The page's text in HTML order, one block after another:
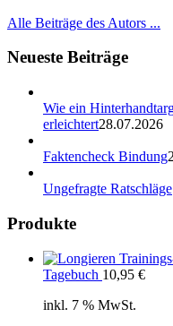
Alle Beiträge des Autors ...
Neueste Beiträge
Wie ein
erleichtert28.07.2026
Faktencheck Bindung
Ungefragte Ratschläge
Produkte
Tagebuch 10,95 €
inkl. 7 % MwSt.